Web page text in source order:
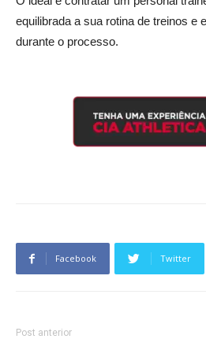
equilibrada a sua rotina de treinos e
durante o processo.
Facebook Twitter
Post anterior